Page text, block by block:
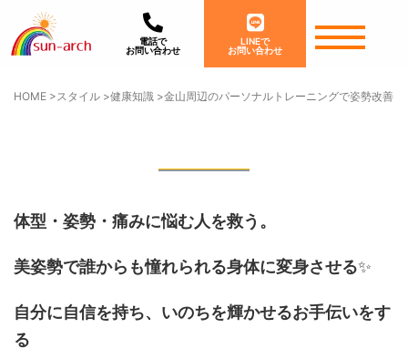
電話で
お問い合わせ
LINEで
お問い合わせ
HOME > スタイル >健康知識 >金山周辺のパーソナルトレーニングで姿勢改善
体型・姿勢・痛みに悩む人を救う。
美姿勢で誰からも憧れられる身体に変身させる✨
自分に自信を持ち、いのちを輝かせるお手伝いをす
る